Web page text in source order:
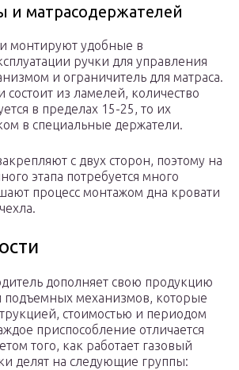
и матрасодержателей
монтируют удобные в
ручки для управления
и ограничитель для матраса.
состоит из ламелей, количество
в пределах 15-25, то их
в специальные держатели.
с двух сторон, поэтому на
этапа потребуется много
процесс монтажом дна кровати
дополняет свою продукцию
механизмов, которые
стоимостью и периодом
приспособление отличается
того, как работает газовый
делят на следующие группы: